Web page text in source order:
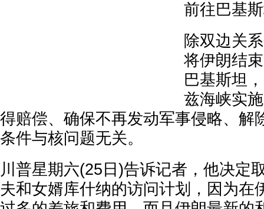
前往巴基
除双边关
将伊朗结
巴基斯坦
兹海峡实
得赔偿、确保不再发动军事侵略、解
条件与核问题无关。
川普星期六(25日)告诉记者，他决定
夫和女婿库什纳的访问计划，因为在